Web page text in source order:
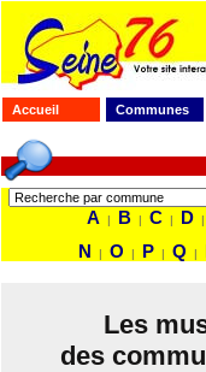
Accueil Communes
A | B | C | D |
N
| O | P | Q |
Les
des